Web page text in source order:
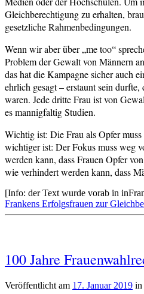
Gleichberechtigung zu erhalten,
gesetzliche Rahmenbedingungen.
Wenn wir aber über „me too“
Problem der Gewalt von Männern
das hat die Kampagne sicher auch
ehrlich gesagt – erstaunt sein durfte,
waren. Jede dritte Frau ist von
es mannigfaltig Studien.
Wichtig ist: Die Frau als Opfer
wichtiger ist: Der Fokus muss weg
werden kann, dass Frauen Opfer
wie verhindert werden kann, dass
[Info: der Text wurde vorab in
Frankens Erfolgsfrauen zur
Frauenwahlrecht,
me-
100 Jahre
Veröffentlicht am 17. Januar 2019 in